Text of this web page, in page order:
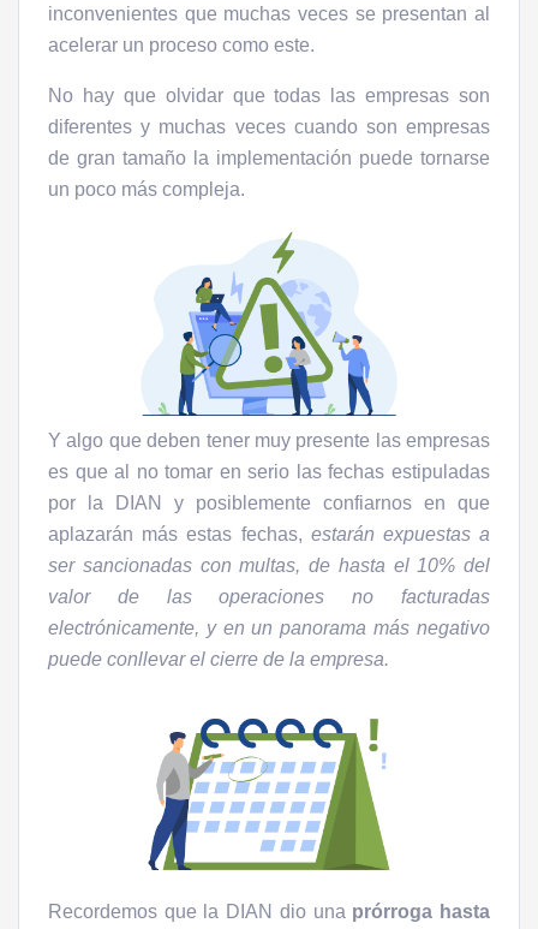
inconvenientes que muchas veces se presentan al
acelerar un proceso como este.
No hay que olvidar que todas las empresas son
diferentes y muchas veces cuando son empresas
de gran tamaño la implementación puede tornarse
un poco más compleja.
Y algo que deben tener muy presente las empresas
es que al no tomar en serio las fechas estipuladas
por la DIAN y posiblemente confiarnos en que
aplazarán más estas fechas, estarán expuestas a
ser sancionadas con multas, de hasta el 10% del
valor de las operaciones no facturadas
electrónicamente, y en un panorama más negativo
puede conllevar el cierre de la empresa.
Recordemos que la DIAN dio una prórroga hasta